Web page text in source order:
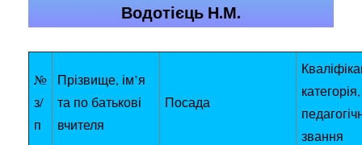
Водотієць Н.М.
№
з/
п
Прізвище, ім’я
та по батькові
вчителя
Посада
категорія,
звання